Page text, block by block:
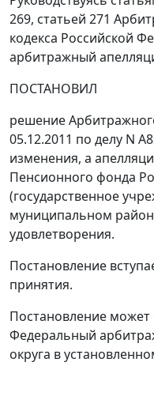
269, статьей 271
кодекса Российской
арбитражный
ПОСТАНОВИЛ
решение
05.12.2011 по делу N
изменения, а
Пенсионного фонда
(государственное
муниципальном
удовлетворения.
Постановление
принятия.
Постановление
Федеральный
округа в